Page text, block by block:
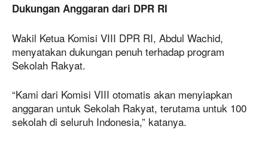
Dukungan Anggaran dari DPR RI
Wakil Ketua Komisi VIII DPR RI, Abdul Wachid,
menyatakan dukungan penuh terhadap program
Sekolah Rakyat.
“Kami dari Komisi VIII otomatis akan menyiapkan
anggaran untuk Sekolah Rakyat, terutama untuk 100
sekolah di seluruh Indonesia,” katanya.